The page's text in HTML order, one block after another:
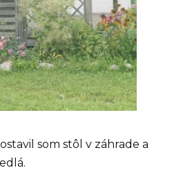
som stôl v záhrade a